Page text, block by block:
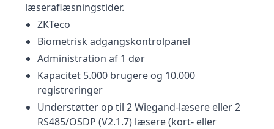
læseraflæsningstider.
ZKTeco
Biometrisk adgangskontrolpanel
Administration af 1 dør
Kapacitet 5.000 brugere og 10.000
registreringer
Understøtter op til 2 Wiegand-læsere eller 2
RS485/OSDP (V2.1.7) læsere (kort- eller